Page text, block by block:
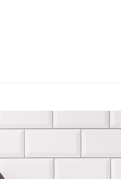
４．使用「AFTEE先享後付」
即時審查核予不同之上限額度
結果請求用戶進行身份認證。
５．嚴禁一人註冊多個帳號或
形，恩沛科技股份有限公司將